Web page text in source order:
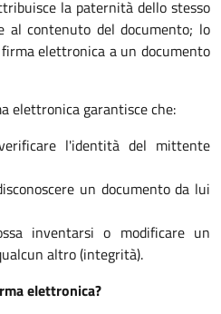
la paternità dello stesso
al contenuto del documento; lo
elettronica a un documento
elettronica garantisce che:
l'identità del mittente
un documento da lui
inventarsi o modificare un
altro (integrità).
elettronica?